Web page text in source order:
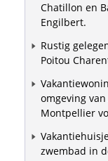
Chatillon en
Engilbert.
Rustig
Poitou
omgeving
Montpellier
zwembad in